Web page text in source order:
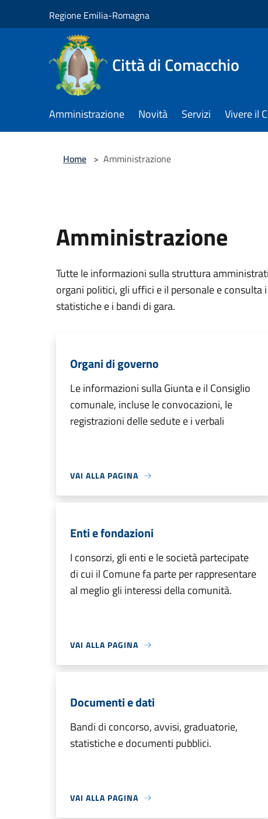
Regione Emilia-Romagna
Città di Comacchio
Amministrazione Novità Servizi Vivere il
Home > Amministrazione
Amministrazione
Tutte le informazioni sulla struttura
organi politici, gli uffici e il personale e consulta
statistiche e i bandi di gara.
Organi di governo
Le informazioni sulla Giunta e il Consiglio
comunale, incluse le convocazioni, le
registrazioni delle sedute e i verbali
VAI ALLA PAGINA
Enti e fondazioni
I consorzi, gli enti e le società partecipate
di cui il Comune fa parte per rappresentare
al meglio gli interessi della comunità.
VAI ALLA PAGINA
Documenti e dati
Bandi di concorso, avvisi, graduatorie,
statistiche e documenti pubblici.
VAI ALLA PAGINA